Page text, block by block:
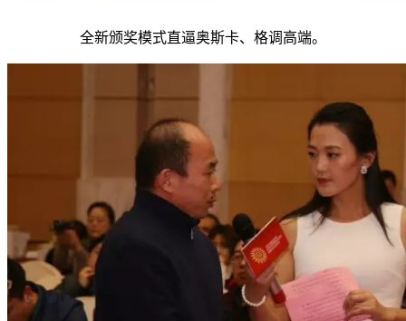
全新颁奖模式直逼奥斯卡、格调高端。